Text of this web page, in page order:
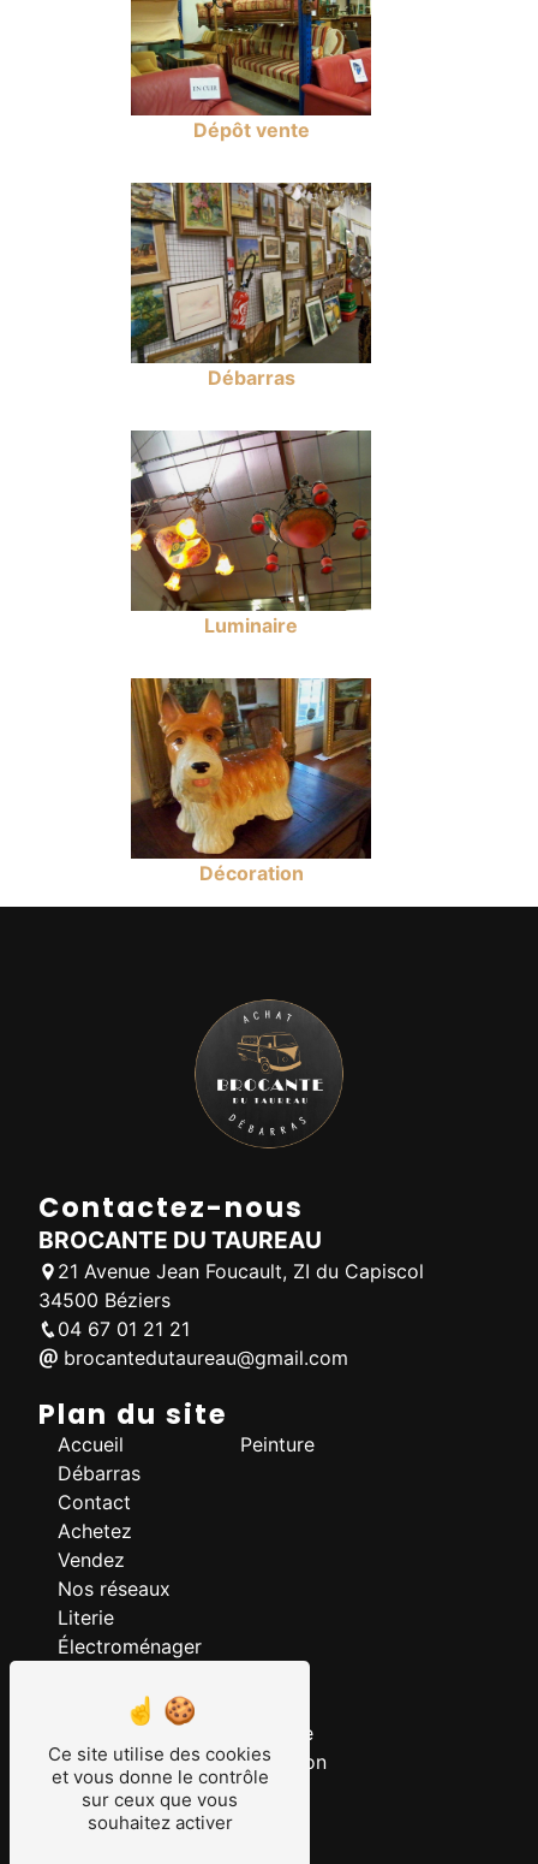
Dépôt vente
Débarras
Luminaire
Décoration
Contactez-nous
BROCANTE DU TAUREAU
21 Avenue Jean Foucault, ZI du Capiscol
34500 Béziers
04 67 01 21 21
brocantedutaureau@gmail.com
Plan du site
Accueil
Débarras
Contact
Achetez
Vendez
Nos réseaux
Literie
Électroménager
Peinture
Nos prestations
Mobilier
Tableau
Brocante
Luminaire
Décoration
Tapis
Ce site utilise des cookies
et vous donne le contrôle
sur ceux que vous
souhaitez activer